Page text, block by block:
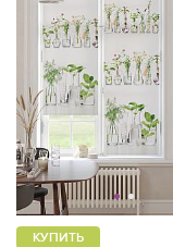
КУПИТЬ